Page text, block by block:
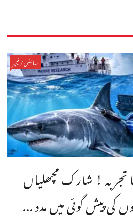
سائنس/فیچر
تجربہ ! شارک مچھلیاں
پیش گوئی میں مدد ...